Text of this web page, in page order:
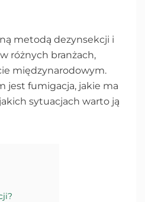
metodą dezynsekcji i
różnych branżach,
międzynarodowym.
jest fumigacja, jakie ma
sytuacjach warto ją